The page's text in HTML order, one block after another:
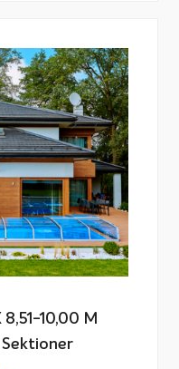
10,00 M
Sektioner